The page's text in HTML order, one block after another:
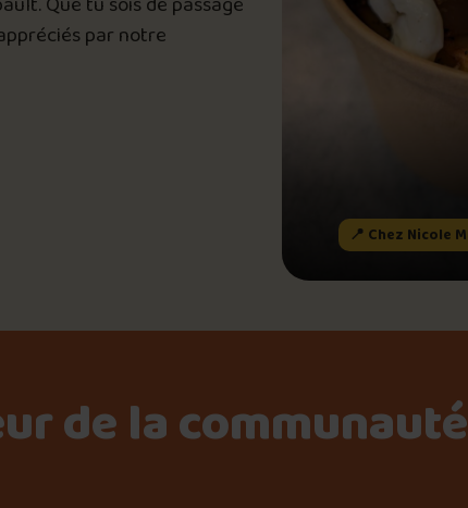
Le palmarès d’Olivier Primeau
Me connecter
par notre
📍 Chez Nicole
de la